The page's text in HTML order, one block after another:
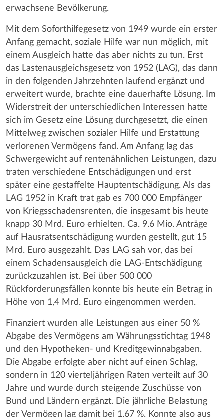
erwachsene Bevölkerung.
Mit dem Soforthilfegesetz von 1949 wurde ein erster
Anfang gemacht, soziale Hilfe war nun möglich, mit
einem Ausgleich hatte das aber nichts zu tun. Erst
das Lastenausgleichsgesetz von 1952 (LAG), das dann
in den folgenden Jahrzehnten laufend ergänzt und
erweitert wurde, brachte eine dauerhafte Lösung. Im
Widerstreit der unterschiedlichen Interessen hatte
sich im Gesetz eine Lösung durchgesetzt, die einen
Mittelweg zwischen sozialer Hilfe und Erstattung
verlorenen Vermögens fand. Am Anfang lag das
Schwergewicht auf rentenähnlichen Leistungen, dazu
traten verschiedene Entschädigungen und erst
später eine gestaffelte Hauptentschädigung. Als das
LAG 1952 in Kraft trat gab es 700 000 Empfänger
von Kriegsschadensrenten, die insgesamt bis heute
knapp 30 Mrd. Euro erhielten. Ca. 9.6 Mio. Anträge
auf Hausratsentschädigung wurden gestellt, gut 15
Mrd. Euro ausgezahlt. Das LAG sah vor, das bei
einem Schadensausgleich die LAG-Entschädigung
zurückzuzahlen ist. Bei über 500 000
Rückforderungsfällen konnte bis heute ein Betrag in
Höhe von 1,4 Mrd. Euro eingenommen werden.
Finanziert wurden alle Leistungen aus einer 50 %
Abgabe des Vermögens am Währungsstichtag 1948
und den Hypotheken- und Kreditgewinnabgaben.
Die Abgabe erfolgte aber nicht auf einen Schlag,
sondern in 120 vierteljährigen Raten verteilt auf 30
Jahre und wurde durch steigende Zuschüsse von
Bund und Ländern ergänzt. Die jährliche Belastung
der Vermögen lag damit bei 1,67 %, Konnte also aus